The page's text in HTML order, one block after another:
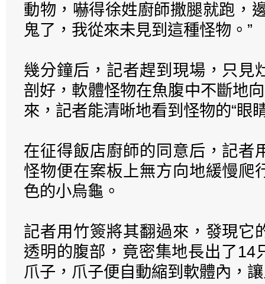
動物，嚇得徐姓廚師撒腿就跑，
鬼了，我從來未見到這種怪物。”
幾分鐘后，記者趕到現場，只見
剖好，軟體怪物在魚腹中不斷地
來，記者能清晰地看到怪物的“眼
在征得飯店廚師的同意后，記者
怪物便在案板上無方向地緩慢爬
色的小烏龜。
記者用竹簽將其翻過來，發現它
透明的腹部，竟密集地長出了14
爪子，爪子便自動縮到軟體內，